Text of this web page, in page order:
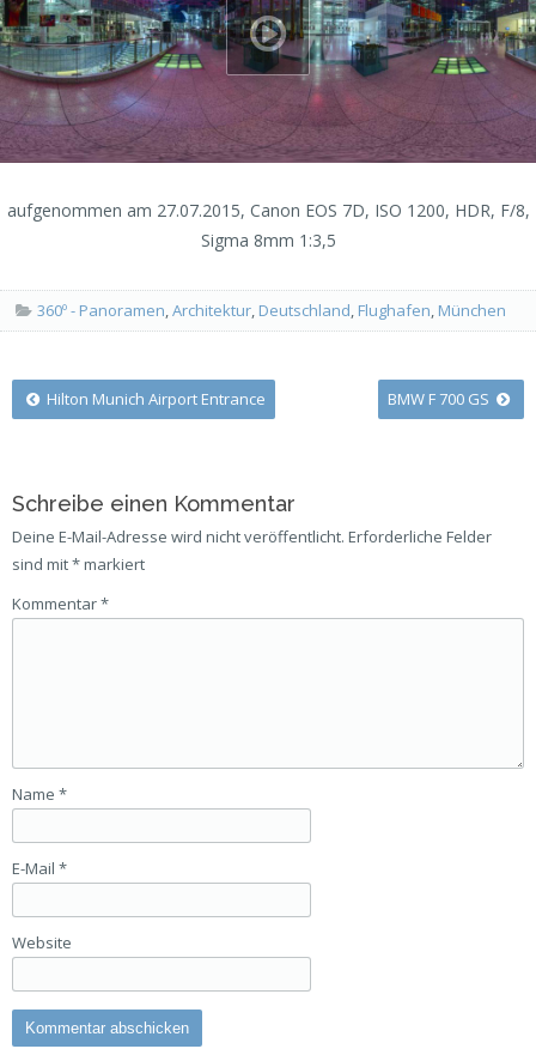
aufgenommen am 27.07.2015, Canon EOS 7D, ISO 1200, HDR, F/8,
Sigma 8mm 1:3,5
360º - Panoramen,Architektur, Deutschland, Flughafen, München
PostHilton Munich Airport Entrance BMW F 700 GS
Schreibe einen Kommentar
Deine E-Mail-Adresse wird nicht veröffentlicht. Erforderliche Felder
sind mit*markiert
Kommentar*
Name *
E-Mail *
Website